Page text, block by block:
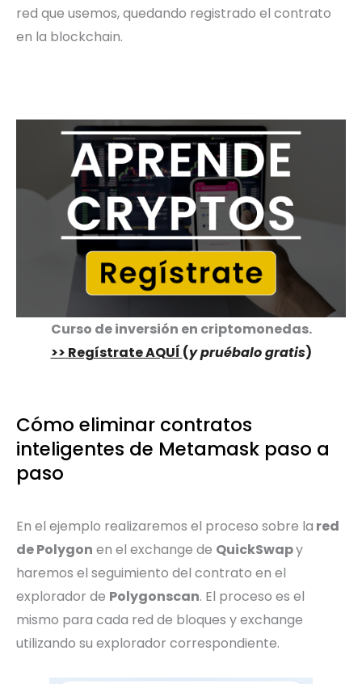
red que usemos, quedando registrado el contrato
en la blockchain.
Curso de inversión en criptomonedas.
>> Regístrate AQUÍ (y pruébalo gratis)
Cómo eliminar contratos
inteligentes de Metamask paso a
paso
En el ejemplo realizaremos el proceso sobre la red
de Polygon en el exchange de QuickSwapy
haremos el seguimiento del contrato en el
explorador de Polygonscan. El proceso es el
mismo para cada red de bloques y exchange
utilizando su explorador correspondiente.